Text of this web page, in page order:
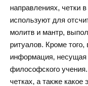
направлениях, четки
используют для
молитв и мантр,
ритуалов. Кроме
информация,
философского
четках, а также какое